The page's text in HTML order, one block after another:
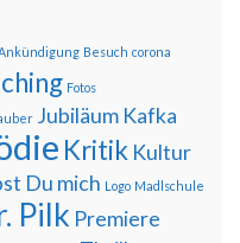
Besuch corona
Fotos
Jubiläum Kafka
Kritik Kultur
Du mich Logo Madlschule
Pilk Premiere